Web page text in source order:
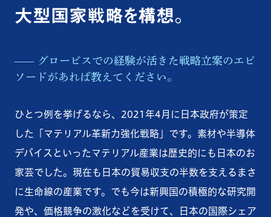
大型国家戦略を構想。
グロービスでの経験が活きた戦略立案のエピ
ソードがあれば教えてください。
ひとつ例を挙げるなら、2021年4月に日本政府が策定
した「マテリアル革新力強化戦略」です。素材や半導体
デバイスといったマテリアル産業は歴史的にも日本のお
家芸でした。現在も日本の貿易収支の半数を支えるまさ
に生命線の産業です。でも今は新興国の積極的な研究開
発や、価格競争の激化などを受けて、日本の国際シェア